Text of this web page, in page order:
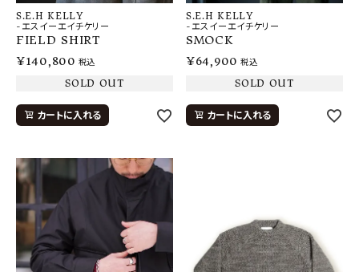
S.E.H KELLY
-エスイーエイチケリー
FIELD SHIRT
¥140,800 税込
SOLD OUT
カートに入れる
S.E.H KELLY
-エスイーエイチケリー
SMOCK
¥64,900 税込
SOLD OUT
カートに入れる